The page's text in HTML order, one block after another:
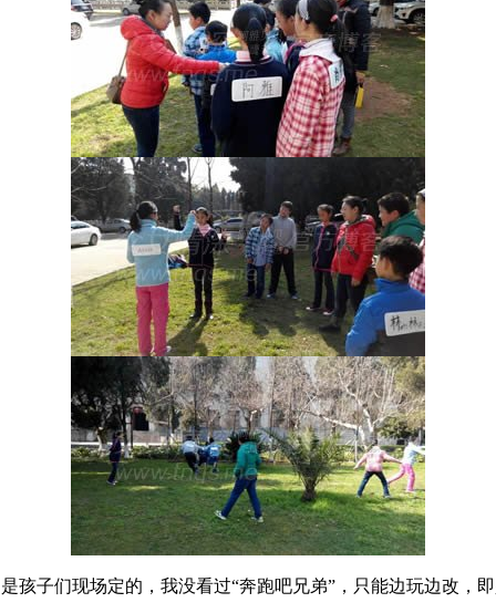
孩子们现场定的，我没看过“奔跑吧兄弟”，只能边玩边改，即